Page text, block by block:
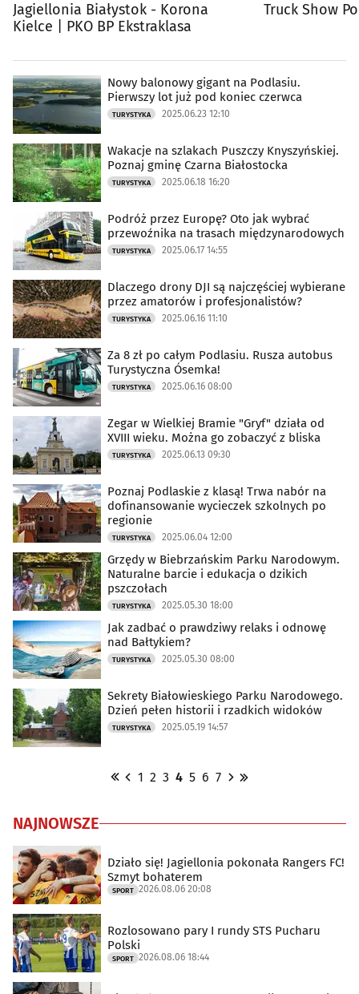
Jagiellonia Białystok - Korona
Kielce | PKO BP Ekstraklasa
Truck Show
Nowy balonowy gigant na Podlasiu.
Pierwszy lot już pod koniec czerwca
TURYSTYKA 2025.06.23 12:10
Wakacje na szlakach Puszczy Knyszyńskiej.
Poznaj gminę Czarna Białostocka
TURYSTYKA 2025.06.18 16:20
Podróż przez Europę? Oto jak wybrać
przewoźnika na trasach międzynarodowych
TURYSTYKA 2025.06.17 14:55
Dlaczego drony DJI są najczęściej wybierane
przez amatorów i profesjonalistów?
TURYSTYKA 2025.06.16 11:10
Za 8 zł po całym Podlasiu. Rusza autobus
Turystyczna Ósemka!
TURYSTYKA 2025.06.16 08:00
Zegar w Wielkiej Bramie "Gryf" działa od
XVIII wieku. Można go zobaczyć z bliska
TURYSTYKA 2025.06.13 09:30
Poznaj Podlaskie z klasą! Trwa nabór na
dofinansowanie wycieczek szkolnych po
regionie
TURYSTYKA 2025.06.04 12:00
Grzędy w Biebrzańskim Parku Narodowym.
Naturalne barcie i edukacja o dzikich
pszczołach
TURYSTYKA 2025.05.30 18:00
Jak zadbać o prawdziwy relaks i odnowę
nad Bałtykiem?
TURYSTYKA 2025.05.30 08:00
Sekrety Białowieskiego Parku Narodowego.
Dzień pełen historii i rzadkich widoków
TURYSTYKA 2025.05.19 14:57
1 2 3 4 5 6 7
NAJNOWSZE
Działo się! Jagiellonia pokonała Rangers FC!
Szmyt bohaterem
SPORT 2026.08.06 20:08
Rozlosowano pary I rundy STS Pucharu
Polski
SPORT 2026.08.06 18:44